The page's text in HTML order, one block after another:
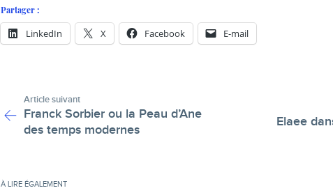
Partager :
LinkedIn X Facebook E-mail
Article suivant
Franck Sorbier ou la Peau d’Ane
des temps modernes
Elaee
À LIRE ÉGALEMENT